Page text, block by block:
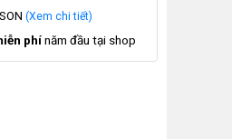
(Xem chi tiết)
phínăm đầu tại shop